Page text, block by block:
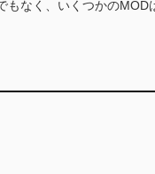
もなく、いくつかの